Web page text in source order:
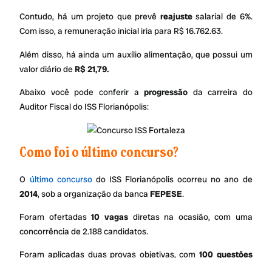
Contudo, há um projeto que prevê reajustesalarial de 6%.
Com isso, a remuneração inicial iria para R$ 16.762.63.
Além disso, há ainda um auxílio alimentação, que possui um
valor diário deR$ 21,79.
Abaixo você pode conferir aprogressão da carreira do
Auditor Fiscal do ISS Florianópolis:
Como foi o último concurso?
O último concursodo ISS Florianópolis ocorreu no ano de
2014, sob a organização da bancaFEPESE.
Foram ofertadas10 vagasdiretas na ocasião, com uma
concorrência de 2.188 candidatos.
Foram aplicadas duas provas objetivas, com 100 questões